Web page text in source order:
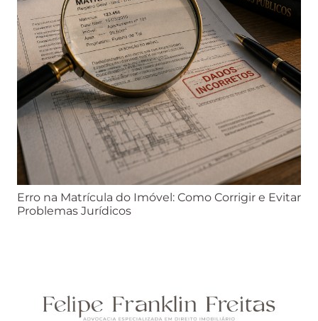
Erro na Matrícula do Imóvel: Como Corrigir e Evitar
Problemas Jurídicos